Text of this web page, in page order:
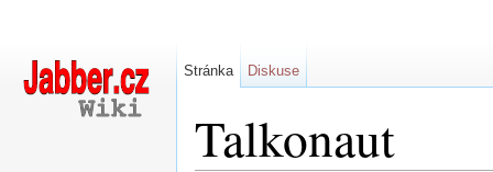
Talkonaut
Stránka Diskuse